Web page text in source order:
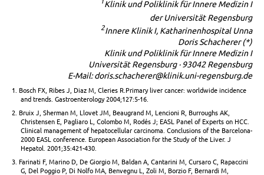
Klinik und Poliklinik für Innere Medizin I
der Universität Regensburg
2Innere Klinik I, Katharinenhospital Unna
Doris Schacherer (*)
Klinik und Poliklinik für Innere Medizin I
Universität Regensburg · 93042 Regensburg
E-Mail: doris.schacherer@klinik.uni-regensburg.de
1. Bosch FX, Ribes J, Diaz M, Cleries R.Primary liver cancer: worldwide incidence
and trends. Gastroenterology 2004;127:5-16.
2. Bruix J, Sherman M, Llovet JM, Beaugrand M, Lencioni R, Burroughs AK,
Christensen E, Pagliaro L, Colombo M, Rodés J; EASL Panel of Experts on HCC.
Clinical management of hepatocellular carcinoma. Conclusions of the Barcelona-
2000 EASL conference. European Association for the Study of the Liver. J
Hepatol. 2001;35:421-430.
3. Farinati F, Marino D, De Giorgio M, Baldan A, Cantarini M, Cursaro C, Rapaccini
G, Del Poggio P, Di Nolfo MA, Benvegnu L, Zoli M, Borzio F, Bernardi M,